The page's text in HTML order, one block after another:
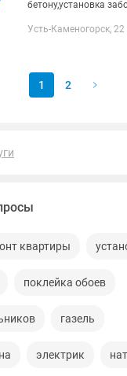
бетону,установка
работы,покраска
Усть-Каменогорск,
1 2
квартиры
поклейка обоев
газель
электрик